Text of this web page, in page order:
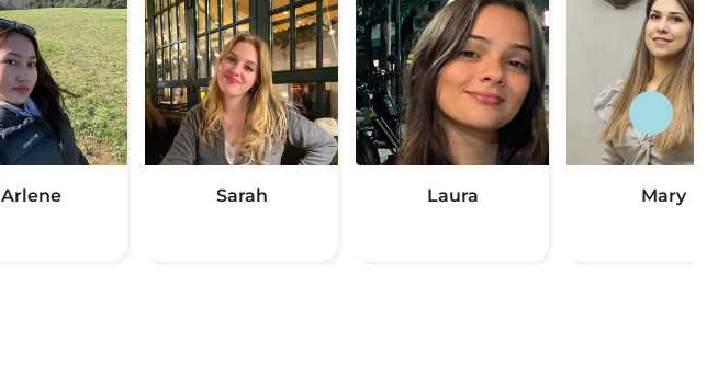
Arlene Sarah Laura Mary